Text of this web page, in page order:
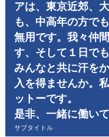
アは、東京近郊、
も、中高年の方で
無用です。我々仲
す、そして１日で
みんなと共に汗を
入を得ませんか。
ットーです。
是非、一緒に働い
サブタイトル